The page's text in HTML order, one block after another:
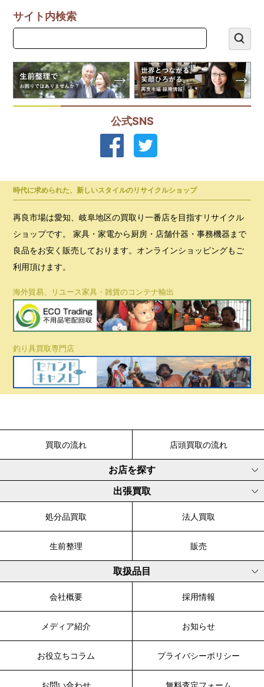
サイト内検索
公式SNS
時代に求められた、新しいスタイルのリサイクルショップ
再良市場は愛知、岐阜地区の買取り一番店を目指すリサイクル
ショップです。 家具・家電から厨房・店舗什器・事務機器まで
良品をお安く販売しております。オンラインショッピングもご
利用頂けます。
海外貿易、リユース家具・雑貨のコンテナ輸出
釣り具買取専門店
買取の流れ 店頭買取の流れ
お店を探す
出張買取
処分品買取 法人買取
生前整理 販売
取扱品目
会社概要 採用情報
メディア紹介 お知らせ
お役立ちコラム プライバシーポリシー
お問い合わせ 無料査定フォーム